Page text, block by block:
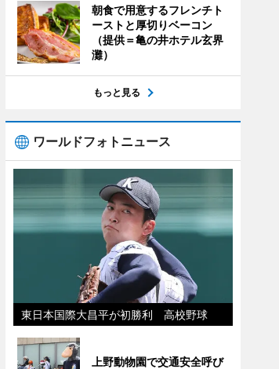
朝食で用意するフレンチト
ーストと厚切りベーコン
（提供＝亀の井ホテル玄界
灘）
もっと見る
ワールドフォトニュース
東日本国際大昌平が初勝利 高校野球
上野動物園で交通安全呼び